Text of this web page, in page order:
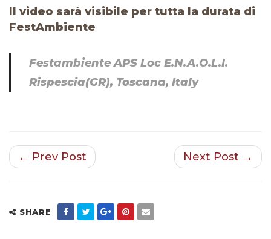
Il video sarà visibile per tutta la durata di
FestAmbiente
Festambiente APS Loc E.N.A.O.L.I.
Rispescia(GR), Toscana, Italy
← Prev Post Next Post →
SHARE